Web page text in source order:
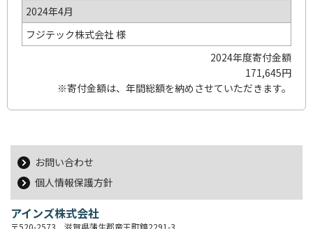
2024年4月
フジテック株式会社 様
2024年度寄付金額
171,645円
※寄付金額は、年間総額を納めさせていただきます。
お問い合わせ
個人情報保護方針
アインズ株式会社